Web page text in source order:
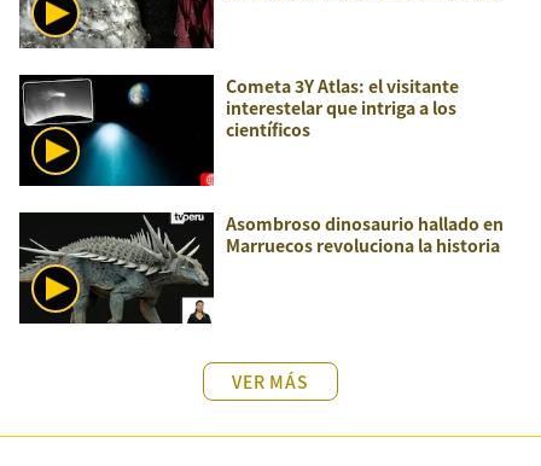
Cometa 3Y Atlas: el visitante
interestelar que intriga a los
científicos
Asombroso dinosaurio hallado en
Marruecos revoluciona la historia
VER MÁS